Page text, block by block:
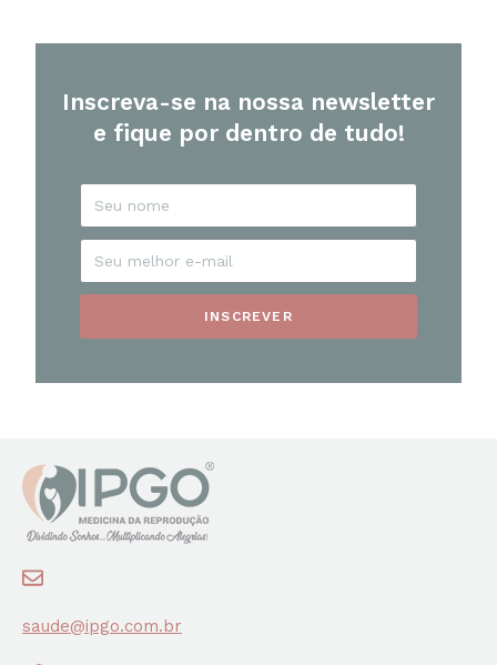
Inscreva-se na nossa newsletter
e fique por dentro de tudo!
INSCREVER
saude@ipgo.com.br